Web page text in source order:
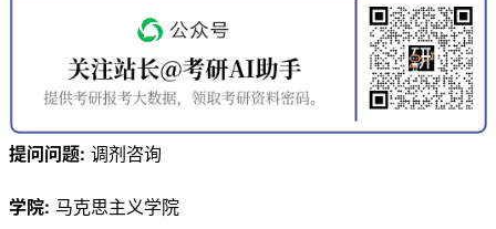
提问问题: 调剂咨询
学院: 马克思主义学院